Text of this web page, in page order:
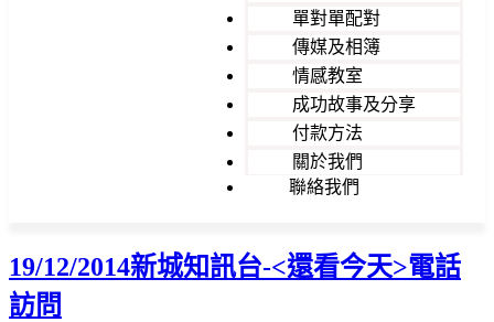
單對單配對
傳媒及相簿
情感教室
成功故事及分享
付款方法
關於我們
聯絡我們
19/12/2014新城知訊台-<還看今天>電話
訪問